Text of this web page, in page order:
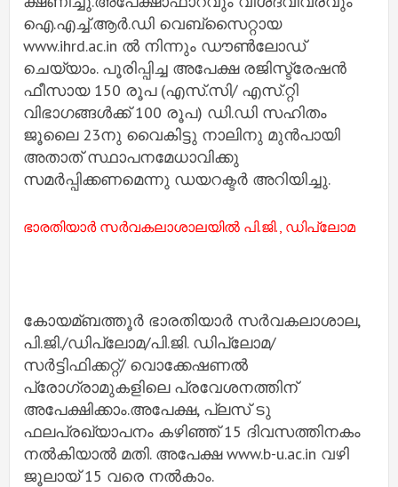
ഐ.എച്ച്.ആര്‍.ഡി വെബ്സൈറ്റായ
www.ihrd.ac.in ല്‍ നിന്നും ഡൗണ്‍ലോഡ്
ചെയ്യാം. പൂരിപ്പിച്ച അപേക്ഷ രജിസ്ട്രേഷന്‍
ഫീസായ 150 രൂപ (എസ്.സി/ എസ്.റ്റി
വിഭാഗങ്ങള്‍ക്ക് 100 രൂപ) ഡി.ഡി സഹിതം
ജൂലൈ 23നു വൈകിട്ടു നാലിനു മുന്‍പായി
അതാത് സ്ഥാപനമേധാവിക്കു
സമര്‍പ്പിക്കണമെന്നു ഡയറക്ടര്‍ അറിയിച്ചു.
ഭാരതിയാര്‍ സര്‍വകലാശാലയില്‍ പി.ജി., ഡിപ്ലോമ
കോയമ്ബത്തൂര്‍ ഭാരതിയാര്‍ സര്‍വകലാശാല,
പി.ജി./ഡിപ്ലോമ/പി.ജി. ഡിപ്ലോമ/
സര്‍ട്ടിഫിക്കറ്റ്/ വൊക്കേഷണല്‍
പ്രോഗ്രാമുകളിലെ പ്രവേശനത്തിന്
അപേക്ഷിക്കാം.അപേക്ഷ, പ്ലസ് ടു
ഫലപ്രഖ്യാപനം കഴിഞ്ഞ് 15 ദിവസത്തിനകം
നല്‍കിയാല്‍ മതി. അപേക്ഷ www.b-u.ac.in വഴി
ജൂലായ് 15 വരെ നല്‍കാം.